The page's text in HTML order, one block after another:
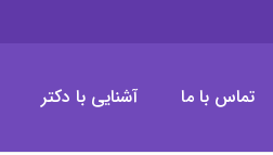
تماس با ما آشنایی با دکتر